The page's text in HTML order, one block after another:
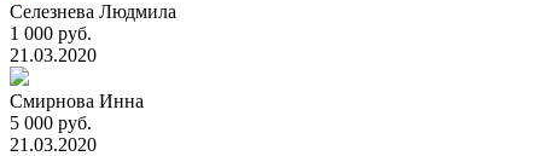
Селезнева Людмила
1 000 руб.
21.03.2020
Смирнова Инна
5 000 руб.
21.03.2020